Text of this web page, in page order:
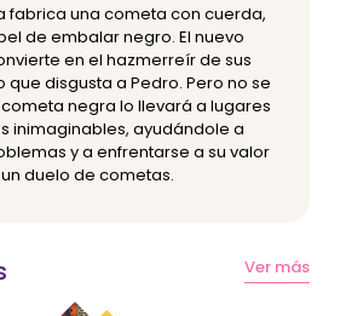
fabrica una cometa con cuerda,
de embalar negro. El nuevo
en el hazmerreír de sus
disgusta a Pedro. Pero no se
negra lo llevará a lugares
inimaginables, ayudándole a
y a enfrentarse a su valor
duelo de cometas.
Ver más